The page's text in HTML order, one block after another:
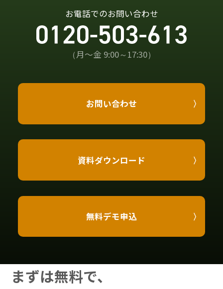
お電話でのお問い合わせ
（月〜金 9:00～17:30）
お問い合わせ
資料ダウンロード
無料デモ申込
まずは無料で、